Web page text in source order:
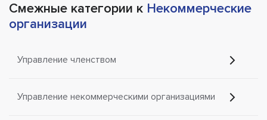
Смежные категории к Некоммерческие
организации
Управление членством
Управление некоммерческими организациями